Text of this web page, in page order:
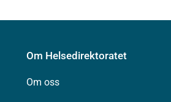
Om Helsedirektoratet
Om oss